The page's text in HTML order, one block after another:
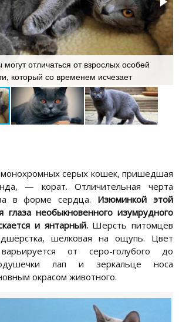
отличаться от взрослых особей
который со временем исчезает
серых кошек, пришедшая
— корат. Отличительная черта
в форме сердца. Изюминкой этой
глаза необыкновенного изумрудного
и янтарный.Шерсть питомцев
шёлковая на ощупь. Цвет
от серо-голубого до
лап и зеркальце носа
окрасом животного.